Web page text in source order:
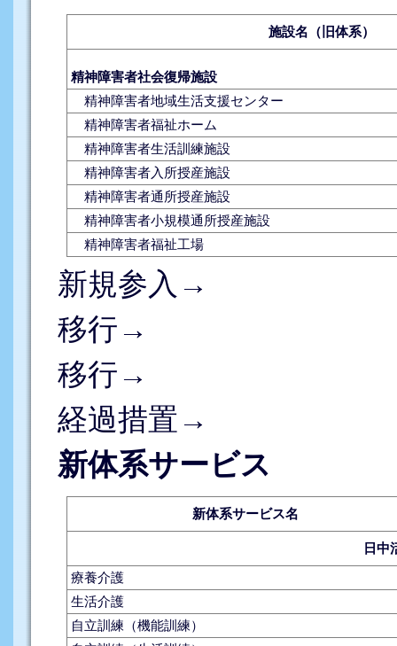
施設名（旧体系）
精神障害者社会復帰施設
精神障害者地域生活支援センター
精神障害者福祉ホーム
精神障害者生活訓練施設
精神障害者入所授産施設
精神障害者通所授産施設
精神障害者小規模通所授産施設
精神障害者福祉工場
新規参入→
移行→
移行→
経過措置→
新体系サービス
新体系サービス名
日中
療養介護
生活介護
自立訓練（機能訓練）